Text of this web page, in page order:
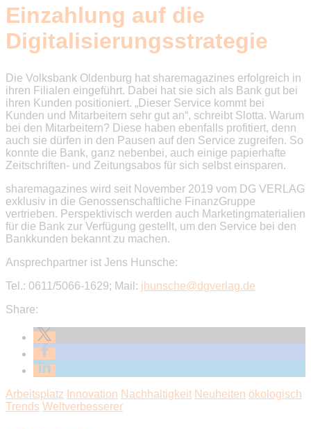
Einzahlung auf die
Digitalisierungsstrategie
Die Volksbank Oldenburg hat sharemagazines erfolgreich in
ihren Filialen eingeführt. Dabei hat sie sich als Bank gut bei
ihren Kunden positioniert. „Dieser Service kommt bei
Kunden und Mitarbeitern sehr gut an“, schreibt Slotta. Warum
bei den Mitarbeitern? Diese haben ebenfalls profitiert, denn
auch sie dürfen in den Pausen auf den Service zugreifen. So
konnte die Bank, ganz nebenbei, auch einige papierhafte
Zeitschriften- und Zeitungsabos für sich selbst einsparen.
sharemagazines wird seit November 2019 vom DG VERLAG
exklusiv in die Genossenschaftliche FinanzGruppe
vertrieben. Perspektivisch werden auch Marketingmaterialien
für die Bank zur Verfügung gestellt, um den Service bei den
Bankkunden bekannt zu machen.
Ansprechpartner ist Jens Hunsche:
Tel.: 0611/5066-1629; Mail: jhunsche@dgverlag.de
Share:
Arbeitsplatz Innovation Nachhaltigkeit Neuheiten ökologisch
Trends Weltverbesserer